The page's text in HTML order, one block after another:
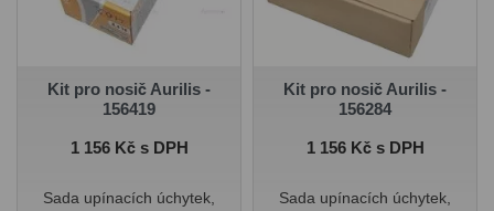
Kit pro nosič Aurilis -
156419
Cena
1 156 Kč s DPH
Sada upínacích úchytek,
Kit pro nosič Aurilis -
156284
Cena
1 156 Kč s DPH
Sada upínacích úchytek,